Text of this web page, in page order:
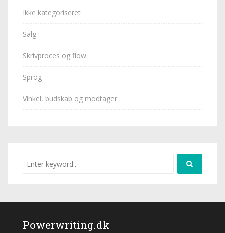
Ikke kategoriseret
Salg
Skrivproces og flow
Sprog
Vinkel, budskab og modtager
Powerwriting.dk